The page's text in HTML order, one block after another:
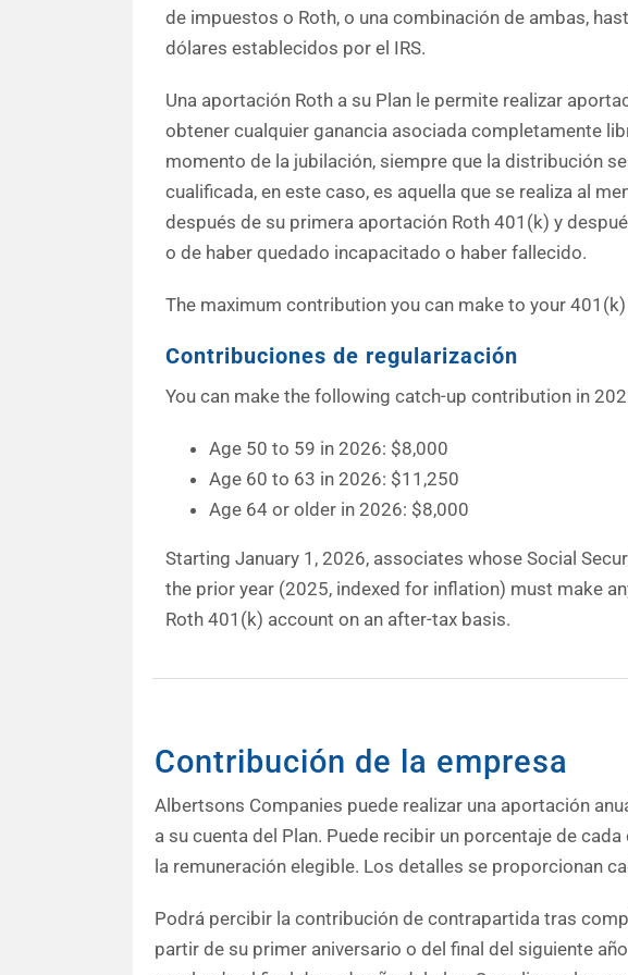
de impuestos o Roth, o una combinación de ambas,
dólares establecidos por el IRS.
Una aportación Roth a su Plan le permite realizar
obtener cualquier ganancia asociada completamente
momento de la jubilación, siempre que la distribución
cualificada, en este caso, es aquella que se realiza al
después de su primera aportación Roth 401(k) y
o de haber quedado incapacitado o haber fallecido.
The maximum contribution you can make to your
Contribuciones de regularización
You can make the following catch-up contribution in
Age 50 to 59 in 2026: $8,000
Age 60 to 63 in 2026: $11,250
Age 64 or older in 2026: $8,000
Starting January 1, 2026, associates whose Social
the prior year (2025, indexed for inflation) must make
Roth 401(k) account on an after-tax basis.
Contribución de la empresa
Albertsons Companies puede realizar una aportación
a su cuenta del Plan. Puede recibir un porcentaje de
la remuneración elegible. Los detalles se proporcionan
Podrá percibir la contribución de contrapartida tras
partir de su primer aniversario o del final del siguiente